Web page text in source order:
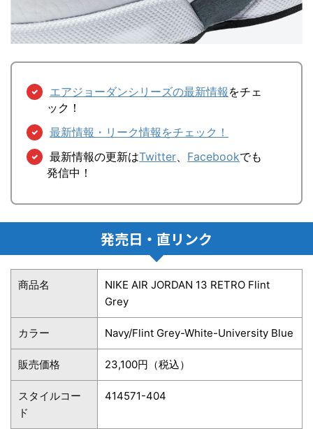
エアジョーダンシリーズの最新情報 をチェ
ック！
最新情報・リーク情報をチェック！
最新情報の更新はTwitter Facebookでも
発信中！
発売日・直リンク
商品名
NIKE AIR JORDAN 13 RETRO Flint
Grey
カラー Navy/Flint Grey-White-University Blue
販売価格 23,100円（税込）
スタイルコー
ド
414571-404